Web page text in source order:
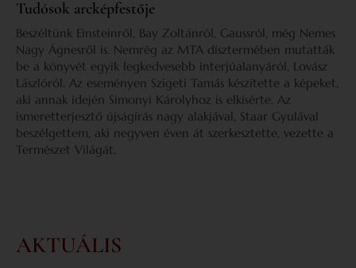
Tudósok arcképfestője
Beszéltünk Einsteinről, Bay Zoltánról, Gaussról, még Nemes
Nagy Ágnesről is. Nemrég az MTA dísztermében mutatták
be a könyvét egyik legkedvesebb interjúalanyáról, Lovász
Lászlóról. Az eseményen Szigeti Tamás készítette a képeket,
aki annak idején Simonyi Károlyhoz is elkísérte. Az
ismeretterjesztő újságírás nagy alakjával, Staar Gyulával
beszélgettem, aki negyven éven át szerkesztette, vezette a
Természet Világát.
AKTUÁLIS